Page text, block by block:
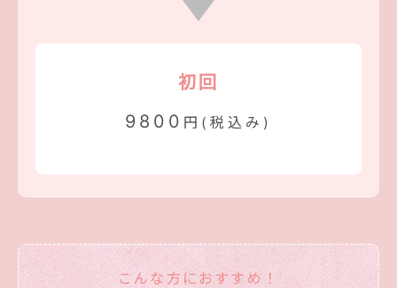
初回
9800 円(税込み)
こんな方におすすめ！